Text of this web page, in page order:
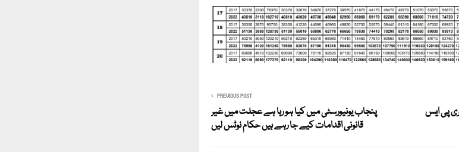
PREVIOUS POST
پنجاب یونیورسٹی میں کیا ہو رہا ہے عجلت میں غیر
قانونی اقدامات کیے جا رہے ہیں حکام نوٹس لیں